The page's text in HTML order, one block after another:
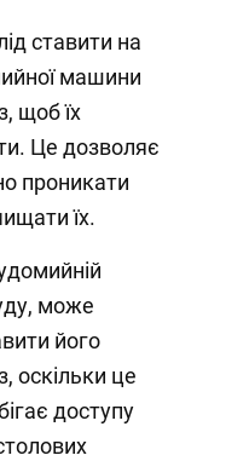
ставити на
машини
щоб їх
Це дозволяє
проникати
їх.
може
його
оскільки це
доступу